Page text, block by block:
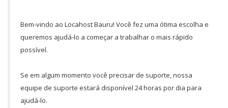
Bem-vindo ao Locahost Bauru! Você fez uma ótima escolha e
queremos ajudá-lo a começar a trabalhar o mais rápido
possível.
Se em algum momento você precisar de suporte, nossa
equipe de suporte estará disponível 24 horas por dia para
ajudá-lo.